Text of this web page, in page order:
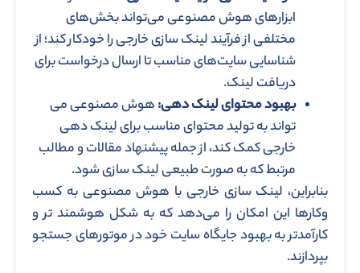
ابزارهای هوش مصنوعی می‌تواند بخش‌های
مختلفی از فرآیند لینک ‌سازی خارجی را خودکار کند؛ از
شناسایی سایت‌های مناسب تا ارسال درخواست برای
دریافت لینک.
بهبود محتوای لینک ‌دهی:هوش مصنوعی می
‌تواند به تولید محتوای مناسب برای لینک‌ دهی
خارجی کمک کند، از جمله پیشنهاد مقالات و مطالب
مرتبط که به صورت طبیعی لینک‌ سازی شود.
بنابراین، لینک ‌سازی خارجی با هوش مصنوعی به کسب‌
وکارها این امکان را می‌دهد که به شکل هوشمند تر و
کارآمدتر به بهبود جایگاه سایت خود در موتورهای جستجو
بپردازند.